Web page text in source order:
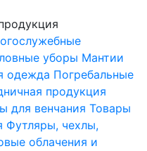
уборы Мантии
одежда Погребальные
продукция
для венчания Товары
Футляры, чехлы,
облачения и